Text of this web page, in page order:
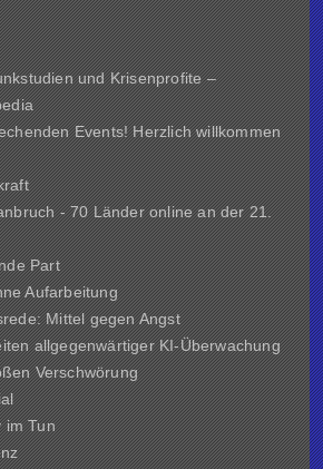
und Krisenprofite –
Events! Herzlich willkommen
- 70 Länder online an der 21.
Part
Aufarbeitung
Mittel gegen Angst
allgegenwärtiger KI-Überwachung
Verschwörung
im Tun